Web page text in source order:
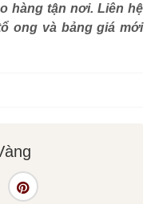
hàng tận nơi. Liên hệ
ong và bảng giá mới